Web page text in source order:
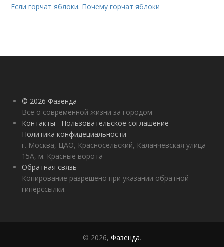
Если горчат яблоки. Почему горчат яблоки
© 2026 Фазенда
Все о современной жизни за городом
Контакты
Пользовательское соглашение
Политика конфидециальности
г. Москва, ЦАО, Красносельский, Каланчевская улица
15А, м. Красные ворота
Обратная связь
Копирование разрешено при указании обратной
гиперссылки.
© 2026, Фазенда.